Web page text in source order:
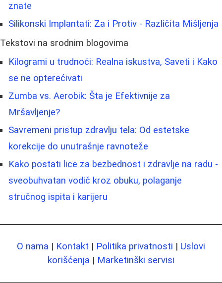
znate
Silikonski Implantati: Za i Protiv - Različita Mišljenja
Tekstovi na srodnim blogovima
Kilogrami u trudnoći: Realna iskustva, Saveti i Kako
se ne opterećivati
Zumba vs. Aerobik: Šta je Efektivnije za
Mršavljenje?
Savremeni pristup zdravlju tela: Od estetske
korekcije do unutrašnje ravnoteže
Kako postati lice za bezbednost i zdravlje na radu -
sveobuhvatan vodič kroz obuku, polaganje
stručnog ispita i karijeru
O nama | Kontakt | Politika privatnosti | Uslovi
korišćenja | Marketinški servisi